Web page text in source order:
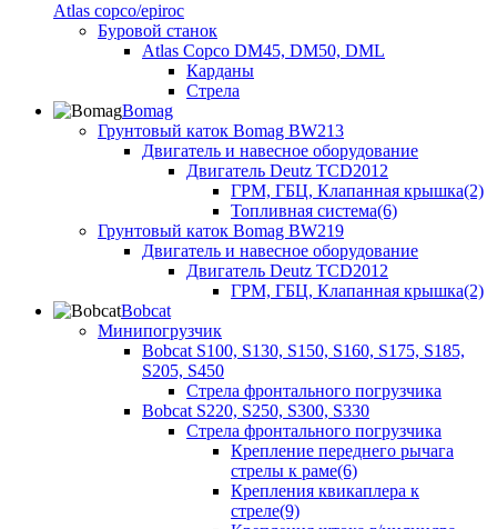
Atlas copco/epiroc
Буровой станок
Atlas Copco DM45, DM50, DML
Карданы
Стрела
Bomag
Грунтовый каток Bomag BW213
Двигатель и навесное оборудование
Двигатель Deutz TCD2012
ГРМ, ГБЦ, Клапанная крышка(2)
Топливная система(6)
Грунтовый каток Bomag BW219
Двигатель и навесное оборудование
Двигатель Deutz TCD2012
ГРМ, ГБЦ, Клапанная крышка(2)
Bobcat
Минипогрузчик
Bobcat S100, S130, S150, S160, S175, S185,
S205, S450
Стрела фронтального погрузчика
Bobcat S220, S250, S300, S330
Стрела фронтального погрузчика
Крепление переднего рычага
стрелы к раме(6)
Крепления квикаплера к
стреле(9)